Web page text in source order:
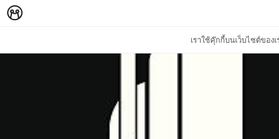
เราใช้คุ๊กกี้บนเว็บไซต์ขอ